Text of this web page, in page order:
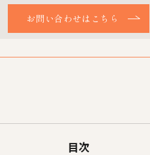
お問い合わせはこちら
目次